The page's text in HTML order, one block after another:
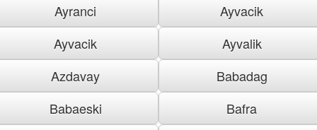
Ayranci
Ayvacik
Ayvacik
Ayvalik
Azdavay
Babadag
Babaeski
Bafra